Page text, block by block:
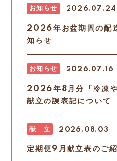
2026.07.24
お知らせ
2026年お盆期間の配
知らせ
2026.07.16
お知らせ
2026年8月分「冷凍
献立の誤表記について
2026.08.03
献 立
定期便9月献立表のご